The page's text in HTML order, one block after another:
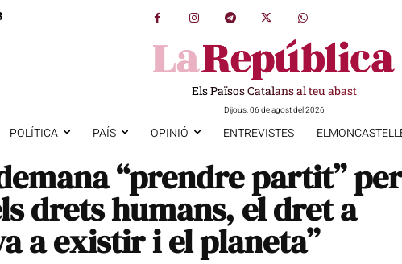
Els Països Catalans al teu abast
Dijous, 06 de agost del 2026
POLÍTICA PAÍS OPINIÓ ENTREVISTES
“prendre partit” per
drets humans, el dret a
a existir i el planeta”